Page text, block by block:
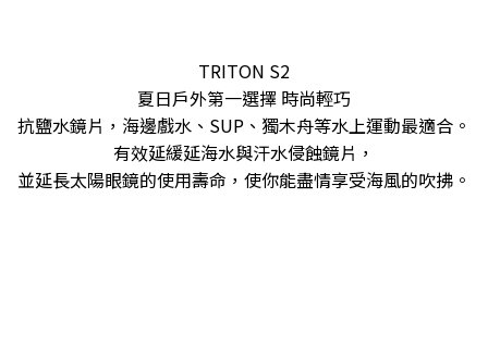
TRITON S2
夏日戶外第一選擇 時尚輕巧
抗鹽水鏡片，海邊戲水、SUP、獨木舟等水上運動最適合。
有效延緩延海水與汗水侵蝕鏡片，
並延長太陽眼鏡的使用壽命，使你能盡情享受海風的吹拂。